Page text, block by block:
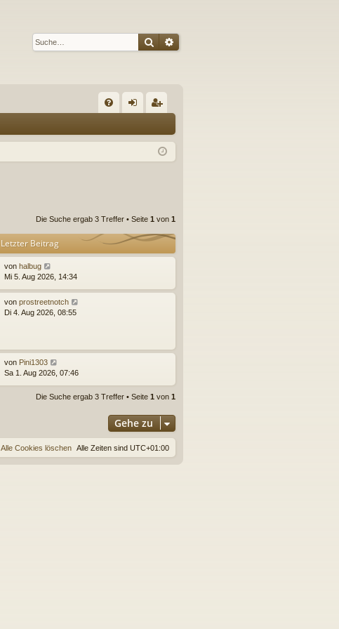
SucheErweiterte Suche
Q m ist
Die Suche ergab 3 Treffer • Seite 1 von 1
Letzter Beitrag
von halbug
Mi 5. Aug 2026, 14:34
von prostreetnotch
Di 4. Aug 2026, 08:55
von Pini1303
Sa 1. Aug 2026, 07:46
Die Suche ergab 3 Treffer • Seite 1 von 1
Gehe zu
Alle Zeiten sind UTC+01:00
Alle Cookies löschen